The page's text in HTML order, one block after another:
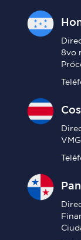
8vo